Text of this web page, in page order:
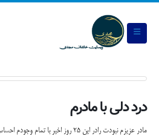
درد دلی با مادرم
مادر عزیزم نبودت رادر این 25 روز اخیر